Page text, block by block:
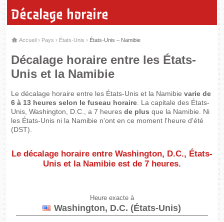
Décalage horaire
Accueil › Pays › États-Unis › États-Unis – Namibie
Décalage horaire entre les États-
Unis et la Namibie
Le décalage horaire entre les États-Unis et la Namibievarie de
6 à 13 heures selon le fuseau horaire . La capitale des États-
Unis, Washington, D.C., a 7 heuresde plus que la Namibie. Ni
les États-Unis ni la Namibie n'ont en ce moment l'heure d'été
(DST).
Le décalage horaire entre Washington, D.C., États-
Unis et la Namibie est de 7 heures.
Heure exacte à
Washington, D.C. (États-Unis)